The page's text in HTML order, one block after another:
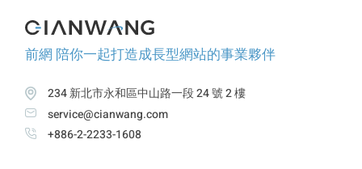
前網 陪你一起打造成長型網站的事業夥伴
234 新北市永和區中山路一段 24 號 2 樓
service@cianwang.com
+886-2-2233-1608